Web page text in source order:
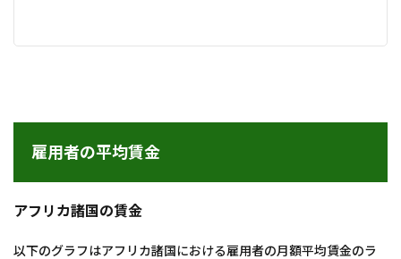
雇用者の平均賃金
アフリカ諸国の賃金
以下のグラフはアフリカ諸国における雇用者の月額平均賃金のラ